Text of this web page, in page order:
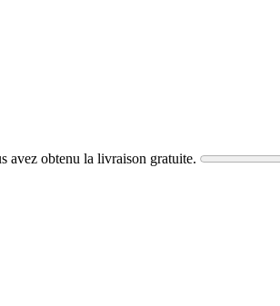
avez obtenu la livraison gratuite.